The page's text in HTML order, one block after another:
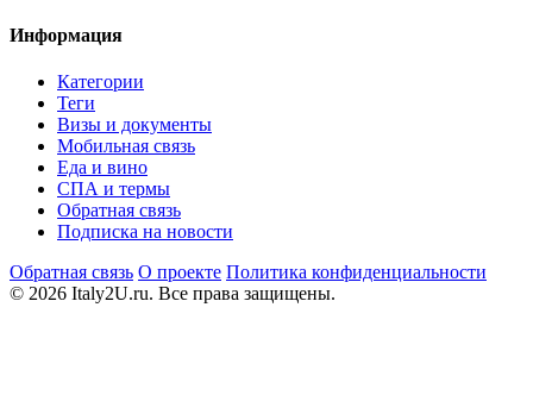
Информация
Категории
Теги
Визы и документы
Мобильная связь
Еда и вино
СПА и термы
Обратная связь
Подписка на новости
Обратная связь О проекте Политика конфиденциальности
© 2026 Italy2U.ru. Все права защищены.